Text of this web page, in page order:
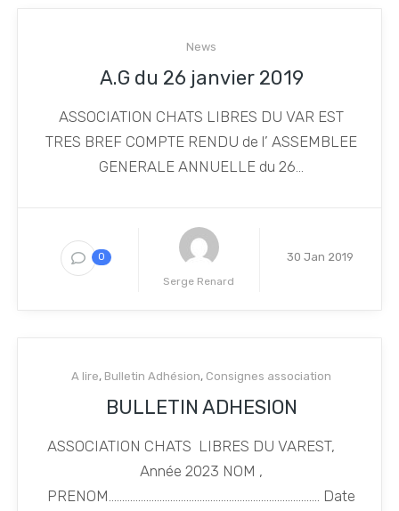
News
A.G du 26 janvier 2019
ASSOCIATION CHATS LIBRES DU VAR EST
TRES BREF COMPTE RENDU de l’ ASSEMBLEE
GENERALE ANNUELLE du 26...
0
Serge Renard
30 Jan 2019
A lire, Bulletin Adhésion, Consignes association
BULLETIN ADHESION
ASSOCIATION CHATS LIBRES DU VAREST,
Année 2023 NOM ,
PRENOM……………………………………………………………………. Date